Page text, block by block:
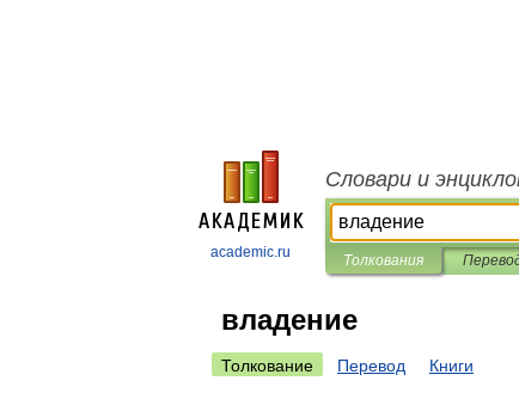
academic.ru
Словари и
Толкования
владение
Толкование Перевод Книги